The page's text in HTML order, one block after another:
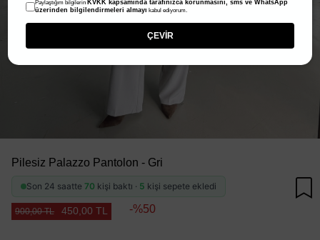
Pilesiz Palazzo Pantolon - Gri
Son 24 saatte 70 kişi baktı · 5 kişi sepete ekledi
900,00 TL 450,00 TL 50
Paylaştığım bilgilerin KVKK kapsamında tarafınızca korunmasını, sms ve WhatsApp
üzerinden bilgilendirmeleri almayı kabul ediyorum.
ÇEVİR